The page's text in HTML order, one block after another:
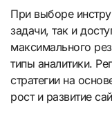
При выборе
задачи, так и
максимального
типы аналитики.
стратегии на
рост и развитие